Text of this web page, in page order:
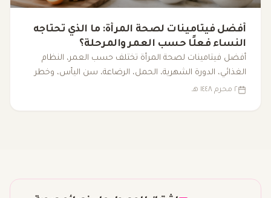
أفضل فيتامينات لصحة المرأة: ما الذي تحتاجه
النساء فعلًا حسب العمر والمرحلة؟
أفضل فيتامينات لصحة المرأة تختلف حسب العمر، النظام
الغذائي، الدورة الشهرية، الحمل، الرضاعة، سن اليأس، وخطر
النقص. هذا الدليل يوضح ما تحتاجه النساء فعلًا، وما الذي قد
٢ محرم ١٤٤٨ هـ